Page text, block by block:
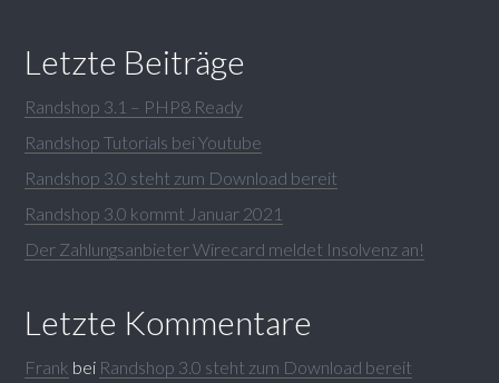
Letzte Beiträge
Randshop 3.1 – PHP8 Ready
Randshop Tutorials bei Youtube
Randshop 3.0 steht zum Download bereit
Randshop 3.0 kommt Januar 2021
Der Zahlungsanbieter Wirecard meldet Insolvenz an!
Letzte Kommentare
Frank bei Randshop 3.0 steht zum Download bereit